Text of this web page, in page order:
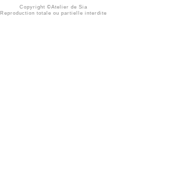
Copyright ©Atelier de Sia
Reproduction totale ou partielle interdite